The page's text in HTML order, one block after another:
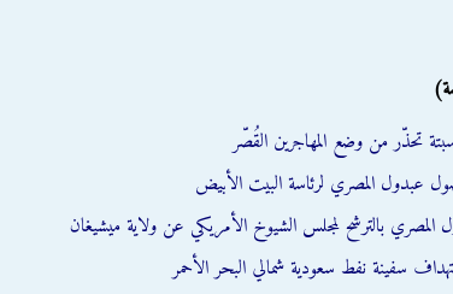
تحذّر من وضع المهاجرين القُصّر
عبدول المصري لرئاسة البيت الأبيض
بالترشح لمجلس الشيوخ الأمريكي عن ولاية ميشيغان
سفينة نفط سعودية شمالي البحر الأحمر